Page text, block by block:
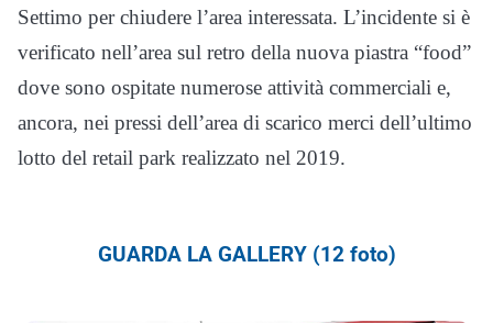
Settimo per chiudere l’area interessata. L’incidente si è
verificato nell’area sul retro della nuova piastra “food”
dove sono ospitate numerose attività commerciali e,
ancora, nei pressi dell’area di scarico merci dell’ultimo
lotto del retail park realizzato nel 2019.
GUARDA LA GALLERY (12 foto)